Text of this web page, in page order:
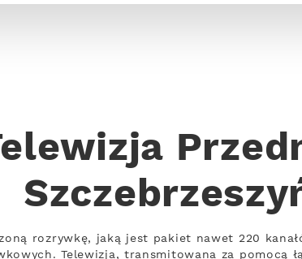
rozrywkę, jaką jest pakiet nawet 220
Telewizja, transmitowana za pomocą